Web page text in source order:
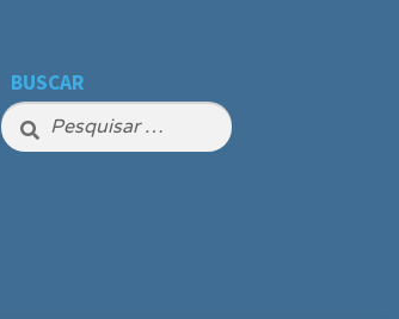
BUSCAR
Pesquisar
por: